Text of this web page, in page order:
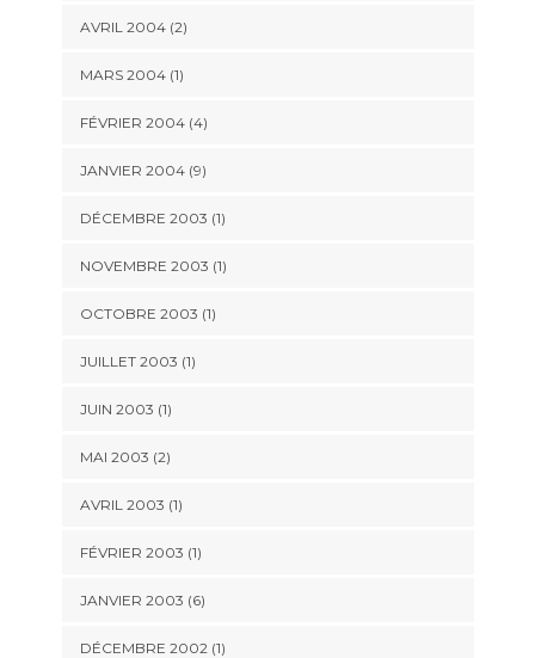
AVRIL 2004 (2)
MARS 2004 (1)
FÉVRIER 2004 (4)
JANVIER 2004 (9)
DÉCEMBRE 2003 (1)
NOVEMBRE 2003 (1)
OCTOBRE 2003 (1)
JUILLET 2003 (1)
JUIN 2003 (1)
MAI 2003 (2)
AVRIL 2003 (1)
FÉVRIER 2003 (1)
JANVIER 2003 (6)
DÉCEMBRE 2002 (1)